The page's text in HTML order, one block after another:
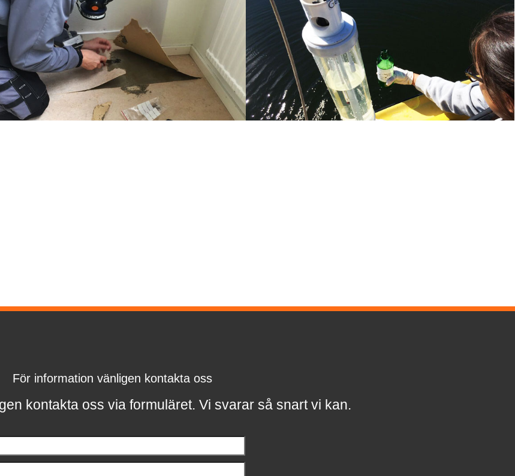
För information vänligen kontakta oss
kontakta oss via formuläret. Vi svararså snart vi kan.